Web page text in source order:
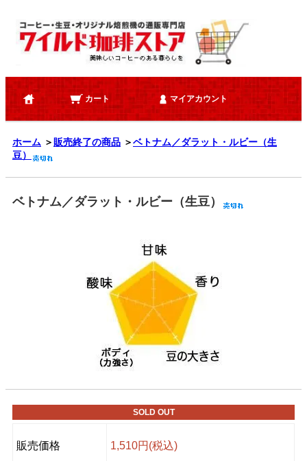
カート マイアカウント
ホーム ＞販売終了の商品 ＞ベトナム／ダラット・ルビー（生
豆）
ベトナム／ダラット・ルビー（生豆）
SOLD OUT
販売価格 1,510円(税込)